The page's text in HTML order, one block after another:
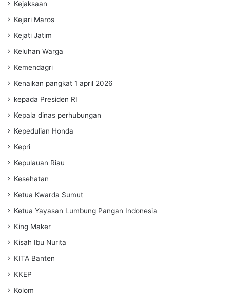
Kejaksaan
Kejari Maros
Kejati Jatim
Keluhan Warga
Kemendagri
Kenaikan pangkat 1 april 2026
kepada Presiden RI
Kepala dinas perhubungan
Kepedulian Honda
Kepri
Kepulauan Riau
Kesehatan
Ketua Kwarda Sumut
Ketua Yayasan Lumbung Pangan Indonesia
King Maker
Kisah Ibu Nurita
KITA Banten
KKEP
Kolom